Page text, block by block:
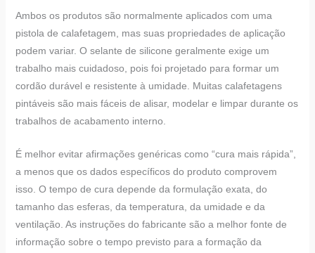
Ambos os produtos são normalmente aplicados com uma
pistola de calafetagem, mas suas propriedades de aplicação
podem variar. O selante de silicone geralmente exige um
trabalho mais cuidadoso, pois foi projetado para formar um
cordão durável e resistente à umidade. Muitas calafetagens
pintáveis são mais fáceis de alisar, modelar e limpar durante os
trabalhos de acabamento interno.
É melhor evitar afirmações genéricas como “cura mais rápida”,
a menos que os dados específicos do produto comprovem
isso. O tempo de cura depende da formulação exata, do
tamanho das esferas, da temperatura, da umidade e da
ventilação. As instruções do fabricante são a melhor fonte de
informação sobre o tempo previsto para a formação da